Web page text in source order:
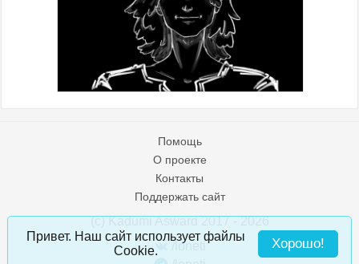
/loneti
(c) Kadumi Asward 2017 - 2026 :)
Помощь
О проекте
Контакты
Поддержать сайт
Привет. Наш сайт использует файлы
Cookie.
Хорошо!